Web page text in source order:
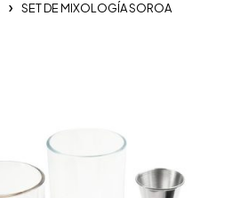
SET DE MIXOLOGÍA SOROA